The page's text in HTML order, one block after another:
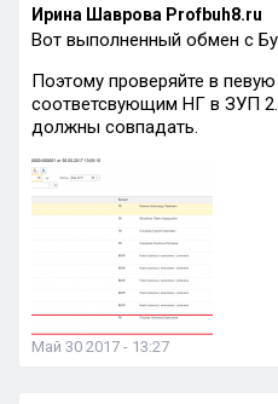
Ирина Шаврова Profbuh8.ru
Вот выполненный обмен с
Поэтому проверяйте в
соответсвующим НГ в ЗУП
должны совпадать.
Май 30 2017 - 13:27